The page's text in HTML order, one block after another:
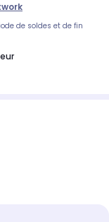
de soldes et de fin